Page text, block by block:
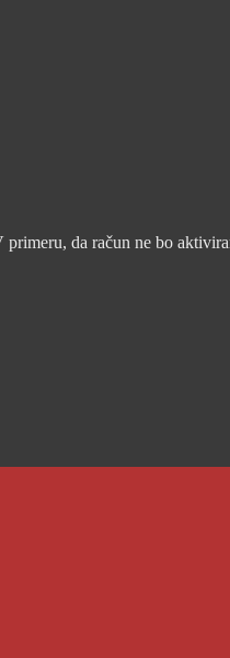
da račun ne bo